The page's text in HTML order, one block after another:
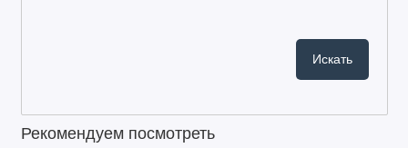
Рекомендуем посмотреть